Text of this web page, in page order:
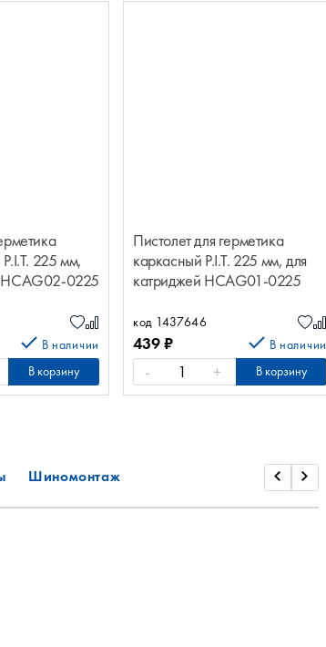
225 мм,
HCAG02-0225
В наличии
В корзину
Пистолет для герметика
каркасный P.I.T. 225 мм, для
катриджей HCAG01-0225
код 1437646
439₽ В наличии
- + В корзину
Шиномонтаж